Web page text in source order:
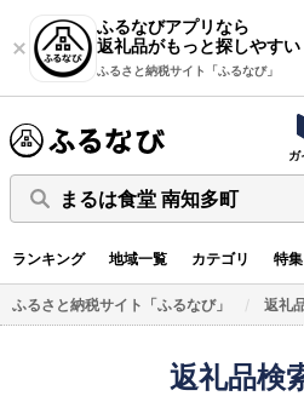
ふるなびアプリなら
返礼品がもっと探しやすい
ふるさと納税サイト「ふるなび」
ガ
まるは食堂 南知多町
ランキング 地域一覧 カテゴリ 特集
ふるさと納税サイト「ふるなび」 返礼
返礼品検